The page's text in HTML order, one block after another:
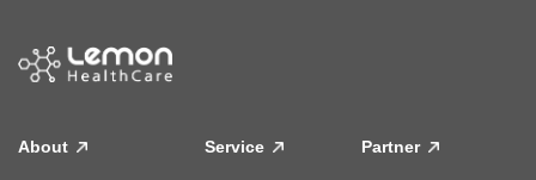
About Service Partner